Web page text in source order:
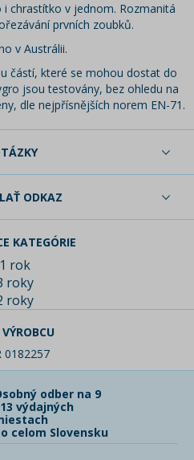
chrastítko v jednom. Rozmanitá
prvních zoubků.
v Austrálii.
částí, které se mohou dostat do
jsou testovány, bez ohledu na
dle nejpřísnějších norem EN-71.
ODKAZ
KATEGÓRIE
1 rok
roky
roky
0182257
odber na 9
výdajných
celom Slovensku